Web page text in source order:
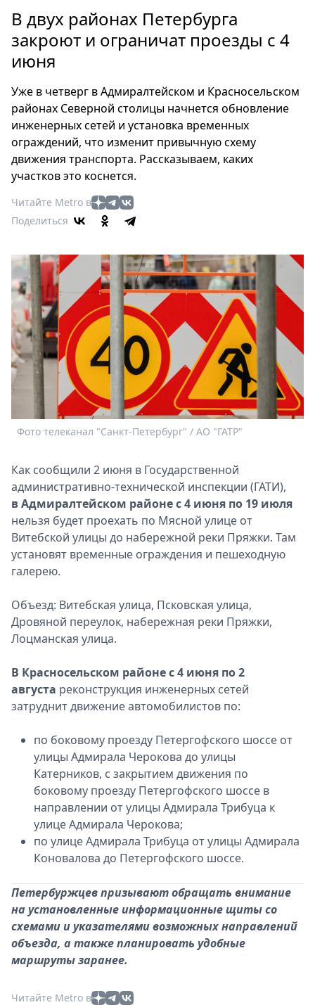
Россия
Мир
Туризм
Мода
Театр
Кино
Афиша
Книги
Выставки
релизы
Metro
Стримы
Спецпроекты
Звезды
Выборы
2026
Скачай
Metro
В двух районах Петербурга
закроют и ограничат проезды с 4
июня
Уже в четверг в Адмиралтейском и Красносельском
районах Северной столицы начнется обновление
инженерных сетей и установка временных
ограждений, что изменит привычную схему
движения транспорта. Рассказываем, каких
участков это коснется.
Читайте Metro в
Поделиться
Фото телеканал "Санкт-Петербург" / АО "ГАТР"
Как сообщили 2 июня в Государственной
административно-технической инспекции (ГАТИ),
в Адмиралтейском районе с 4 июня по 19 июля
нельзя будет проехать по Мясной улице от
Витебской улицы до набережной реки Пряжки. Там
установят временные ограждения и пешеходную
галерею.
Объезд: Витебская улица, Псковская улица,
Дровяной переулок, набережная реки Пряжки,
Лоцманская улица.
В Красносельском районе с 4 июня по 2
августа реконструкция инженерных сетей
затруднит движение автомобилистов по:
по боковому проезду Петергофского шоссе от
улицы Адмирала Черокова до улицы
Катерников, с закрытием движения по
боковому проезду Петергофского шоссе в
направлении от улицы Адмирала Трибуца к
улице Адмирала Черокова;
по улице Адмирала Трибуца от улицы Адмирала
Коновалова до Петергофского шоссе.
Петербуржцев призывают обращать внимание
на установленные информационные щиты со
схемами и указателями возможных направлений
объезда, а также планировать удобные
маршруты заранее.
Читайте Metro в